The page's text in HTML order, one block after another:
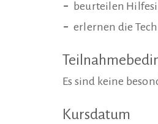
beurteilen
erlernen die
Es sind keine
Kursdatum